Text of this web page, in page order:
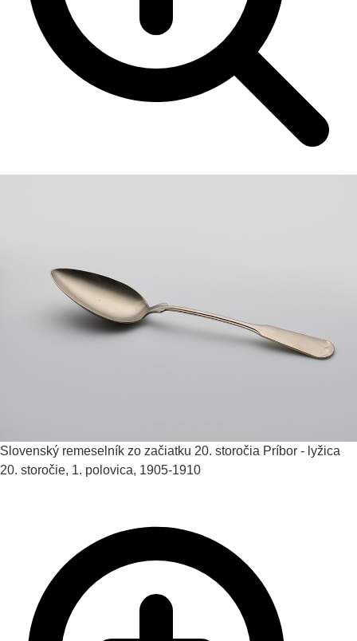
Slovenský remeselník zo začiatku 20. storočia Príbor - lyžica
20. storočie, 1. polovica, 1905-1910